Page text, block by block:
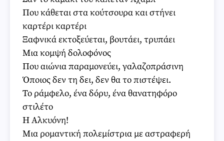
Που κάθεται στα κούτσουρα και στήνει
καρτέρι καρτέρι
Ξαφνικά εκτοξεύεται, βουτάει, τρυπάει
Μια κομψή δολοφόνος
Που αιώνια παραμονεύει, γαλαζοπράσινη
Όποιος δεν τη δει, δεν θα το πιστέψει.
Το ράμφελο, ένα δόρυ, ένα θανατηφόρο
στιλέτο
Η Αλκυόνη!
Μια ρομαντική πολεμίστρια με αστραφερή